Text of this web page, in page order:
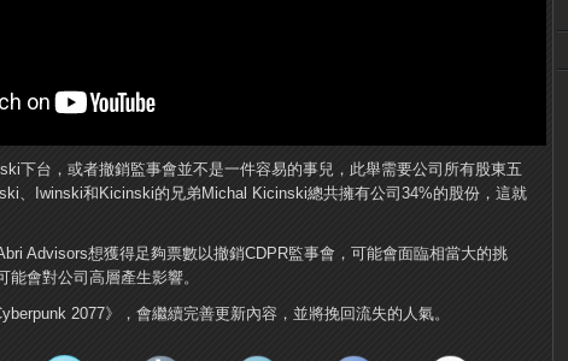
下台，或者撤銷監事會並不是一件容易的事兒，此舉需要公司所有股東五
、Iwinski和Kicinski的兄弟Michal Kicinski總共擁有公司34%的股份，這就
Advisors想獲得足夠票數以撤銷CDPR監事會，可能會面臨相當大的挑
會對公司高層產生影響。
2077》，會繼續完善更新內容，並將挽回流失的人氣。